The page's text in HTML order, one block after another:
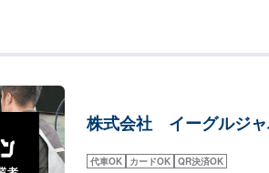
す。常連さんから初めての方
い合わせ【2】お見積り【3】
株式会社 イーグルジ
代車OK カードOK QR決済OK